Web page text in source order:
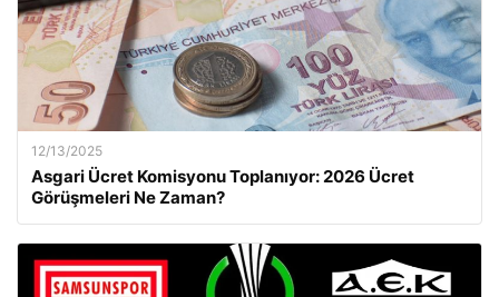
12/13/2025
Asgari Ücret Komisyonu Toplanıyor: 2026 Ücret
Görüşmeleri Ne Zaman?